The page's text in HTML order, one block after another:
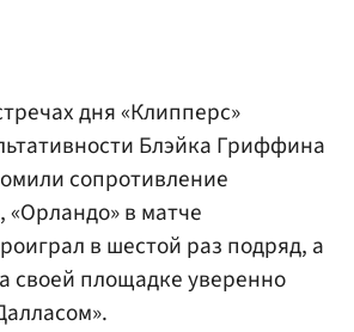
дня «Клипперс»
Блэйка Гриффина
сопротивление
в матче
в шестой раз подряд, а
своей площадке уверенно